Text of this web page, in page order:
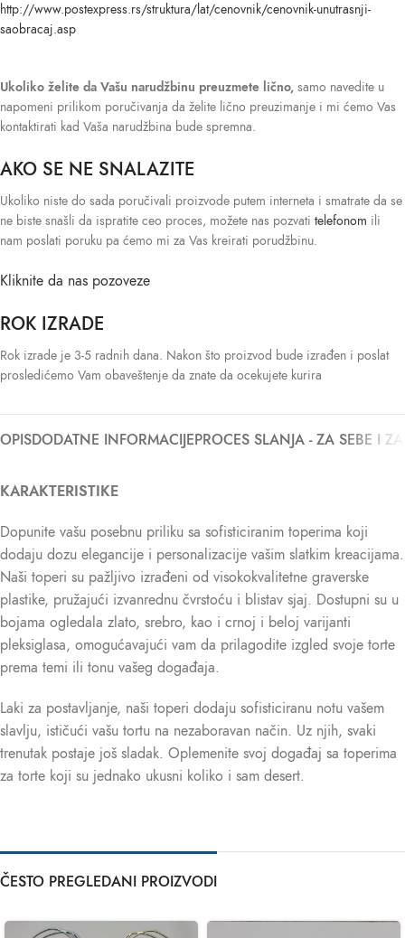
http://www.postexpress.rs/struktura/lat/cenovnik/cenovnik-unutrasnji-
saobracaj.asp
Ukoliko želite da Vašu narudžbinu preuzmete lično, samo navedite u
napomeni prilikom poručivanja da želite lično preuzimanje i mi ćemo Vas
kontaktirati kad Vaša narudžbina bude spremna.
AKO SE NE SNALAZITE
Ukoliko niste do sada poručivali proizvode putem interneta i smatrate da se
ne biste snašli da ispratite ceo proces, možete nas pozvati telefonom ili
nam poslati poruku pa ćemo mi za Vas kreirati porudžbinu.
Kliknite da nas pozoveze
ROK IZRADE
Rok izrade je 3-5 radnih dana. Nakon što proizvod bude izrađen i poslat
prosledićemo Vam obaveštenje da znate da ocekujete kurira
OPISDODATNE INFORMACIJEPROCES SLANJA - ZA SEBE I
KARAKTERISTIKE
Dopunite vašu posebnu priliku sa sofisticiranim toperima koji
dodaju dozu elegancije i personalizacije vašim slatkim kreacijama.
Naši toperi su pažljivo izrađeni od visokokvalitetne graverske
plastike, pružajući izvanrednu čvrstoću i blistav sjaj. Dostupni su u
bojama ogledala zlato, srebro, kao i crnoj i beloj varijanti
pleksiglasa, omogućavajući vam da prilagodite izgled svoje torte
prema temi ili tonu vašeg događaja.
Laki za postavljanje, naši toperi dodaju sofisticiranu notu vašem
slavlju, ističući vašu tortu na nezaboravan način. Uz njih, svaki
trenutak postaje još sladak. Oplemenite svoj događaj sa toperima
za torte koji su jednako ukusni koliko i sam desert.
ČESTO PREGLEDANI PROIZVODI